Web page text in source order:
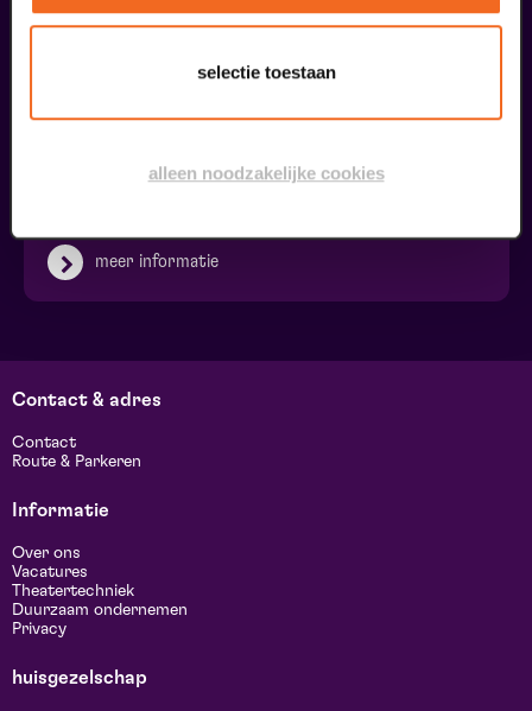
selectie toestaan
alleen noodzakelijke cookies
meer informatie
Contact & adres
Contact
Route & Parkeren
Informatie
Over ons
Vacatures
Theatertechniek
Duurzaam ondernemen
Privacy
huisgezelschap